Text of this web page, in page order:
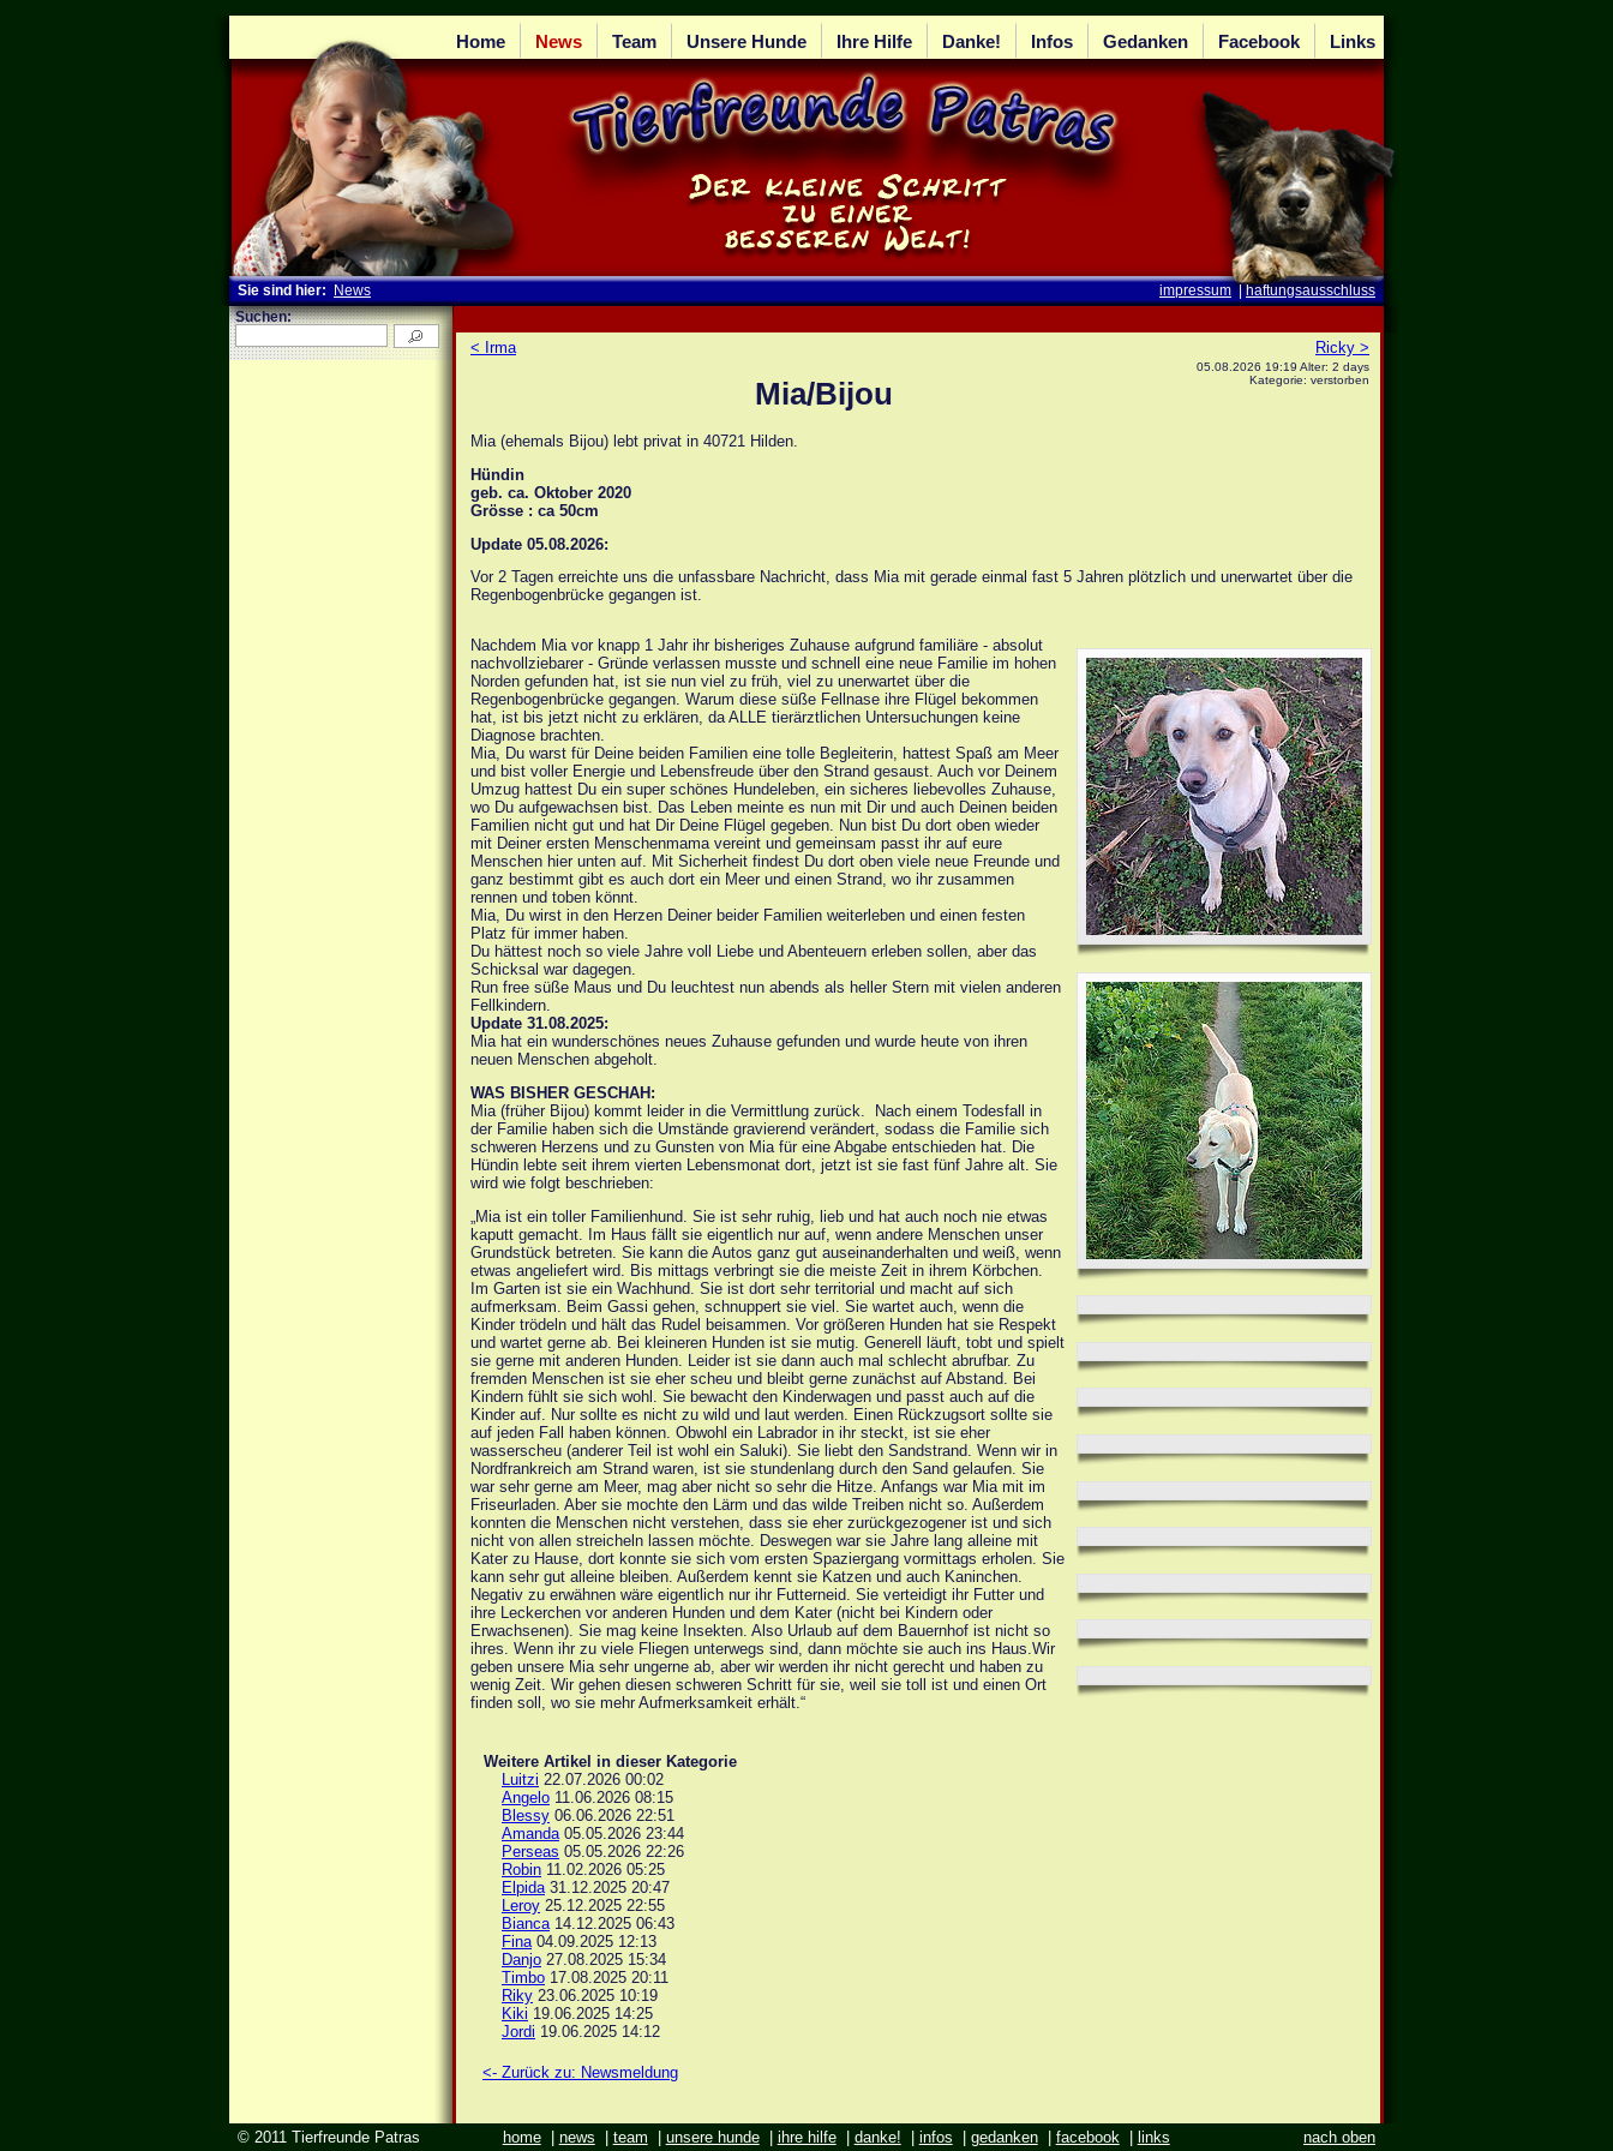
Home News Team Unsere Hunde Ihre Hilfe Danke! Infos Gedanken Facebook Links
Sie sind hier: News impressum|haftungsausschluss
Suchen:
Ricky >
< Irma
05.08.2026 19:19 Alter: 2 days
Kategorie: verstorben
Mia/Bijou
Mia (ehemals Bijou) lebt privat in 40721 Hilden.
Hündin
geb. ca. Oktober 2020
Grösse : ca 50cm
Update 05.08.2026:
Vor 2 Tagen erreichte uns die unfassbare Nachricht, dass Mia mit gerade einmal fast 5 Jahren plötzlich und unerwartet über die
Regenbogenbrücke gegangen ist.
Nachdem Mia vor knapp 1 Jahr ihr bisheriges Zuhause aufgrund familiäre - absolut
nachvollziebarer - Gründe verlassen musste und schnell eine neue Familie im hohen
Norden gefunden hat, ist sie nun viel zu früh, viel zu unerwartet über die
Regenbogenbrücke gegangen. Warum diese süße Fellnase ihre Flügel bekommen
hat, ist bis jetzt nicht zu erklären, da ALLE tierärztlichen Untersuchungen keine
Diagnose brachten.
Mia, Du warst für Deine beiden Familien eine tolle Begleiterin, hattest Spaß am Meer
und bist voller Energie und Lebensfreude über den Strand gesaust. Auch vor Deinem
Umzug hattest Du ein super schönes Hundeleben, ein sicheres liebevolles Zuhause,
wo Du aufgewachsen bist. Das Leben meinte es nun mit Dir und auch Deinen beiden
Familien nicht gut und hat Dir Deine Flügel gegeben. Nun bist Du dort oben wieder
mit Deiner ersten Menschenmama vereint und gemeinsam passt ihr auf eure
Menschen hier unten auf. Mit Sicherheit findest Du dort oben viele neue Freunde und
ganz bestimmt gibt es auch dort ein Meer und einen Strand, wo ihr zusammen
rennen und toben könnt.
Mia, Du wirst in den Herzen Deiner beider Familien weiterleben und einen festen
Platz für immer haben.
Du hättest noch so viele Jahre voll Liebe und Abenteuern erleben sollen, aber das
Schicksal war dagegen.
Run free süße Maus und Du leuchtest nun abends als heller Stern mit vielen anderen
Fellkindern.
Update 31.08.2025:
Mia hat ein wunderschönes neues Zuhause gefunden und wurde heute von ihren
neuen Menschen abgeholt.
WAS BISHER GESCHAH:
Mia (früher Bijou) kommt leider in die Vermittlung zurück. Nach einem Todesfall in
der Familie haben sich die Umstände gravierend verändert, sodass die Familie sich
schweren Herzens und zu Gunsten von Mia für eine Abgabe entschieden hat. Die
Hündin lebte seit ihrem vierten Lebensmonat dort, jetzt ist sie fast fünf Jahre alt. Sie
wird wie folgt beschrieben:
„Mia ist ein toller Familienhund. Sie ist sehr ruhig, lieb und hat auch noch nie etwas
kaputt gemacht. Im Haus fällt sie eigentlich nur auf, wenn andere Menschen unser
Grundstück betreten. Sie kann die Autos ganz gut auseinanderhalten und weiß, wenn
etwas angeliefert wird. Bis mittags verbringt sie die meiste Zeit in ihrem Körbchen.
Im Garten ist sie ein Wachhund. Sie ist dort sehr territorial und macht auf sich
aufmerksam. Beim Gassi gehen, schnuppert sie viel. Sie wartet auch, wenn die
Kinder trödeln und hält das Rudel beisammen. Vor größeren Hunden hat sie Respekt
und wartet gerne ab. Bei kleineren Hunden ist sie mutig. Generell läuft, tobt und spielt
sie gerne mit anderen Hunden. Leider ist sie dann auch mal schlecht abrufbar. Zu
fremden Menschen ist sie eher scheu und bleibt gerne zunächst auf Abstand. Bei
Kindern fühlt sie sich wohl. Sie bewacht den Kinderwagen und passt auch auf die
Kinder auf. Nur sollte es nicht zu wild und laut werden. Einen Rückzugsort sollte sie
auf jeden Fall haben können. Obwohl ein Labrador in ihr steckt, ist sie eher
wasserscheu (anderer Teil ist wohl ein Saluki). Sie liebt den Sandstrand. Wenn wir in
Nordfrankreich am Strand waren, ist sie stundenlang durch den Sand gelaufen. Sie
war sehr gerne am Meer, mag aber nicht so sehr die Hitze. Anfangs war Mia mit im
Friseurladen. Aber sie mochte den Lärm und das wilde Treiben nicht so. Außerdem
konnten die Menschen nicht verstehen, dass sie eher zurückgezogener ist und sich
nicht von allen streicheln lassen möchte. Deswegen war sie Jahre lang alleine mit
Kater zu Hause, dort konnte sie sich vom ersten Spaziergang vormittags erholen. Sie
kann sehr gut alleine bleiben. Außerdem kennt sie Katzen und auch Kaninchen.
Negativ zu erwähnen wäre eigentlich nur ihr Futterneid. Sie verteidigt ihr Futter und
ihre Leckerchen vor anderen Hunden und dem Kater (nicht bei Kindern oder
Erwachsenen). Sie mag keine Insekten. Also Urlaub auf dem Bauernhof ist nicht so
ihres. Wenn ihr zu viele Fliegen unterwegs sind, dann möchte sie auch ins Haus.Wir
geben unsere Mia sehr ungerne ab, aber wir werden ihr nicht gerecht und haben zu
wenig Zeit. Wir gehen diesen schweren Schritt für sie, weil sie toll ist und einen Ort
finden soll, wo sie mehr Aufmerksamkeit erhält.“
Weitere Artikel in dieser Kategorie
Luitzi 22.07.2026 00:02
Angelo 11.06.2026 08:15
Blessy 06.06.2026 22:51
Amanda05.05.2026 23:44
Perseas 05.05.2026 22:26
Robin 11.02.2026 05:25
Elpida31.12.2025 20:47
Leroy 25.12.2025 22:55
Bianca14.12.2025 06:43
Fina04.09.2025 12:13
Danjo 27.08.2025 15:34
Timbo 17.08.2025 20:11
Riky 23.06.2025 10:19
Kiki 19.06.2025 14:25
Jordi 19.06.2025 14:12
<- Zurück zu: Newsmeldung
© 2011 Tierfreunde Patras nach oben
home| news team unsere hunde| ihre hilfe| danke! infos gedanken| facebook| links